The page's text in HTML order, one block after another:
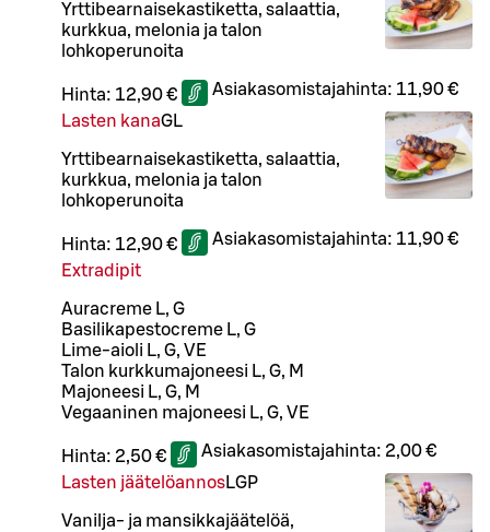
Yrttibearnaisekastiketta, salaattia,
kurkkua, melonia ja talon
lohkoperunoita
Hinta: 12,90 € Asiakasomistajahinta: 11,90 €
Lasten kanaGL
Yrttibearnaisekastiketta, salaattia,
kurkkua, melonia ja talon
lohkoperunoita
Hinta: 12,90 € Asiakasomistajahinta: 11,90 €
Extradipit
Auracreme L, G
Basilikapestocreme L, G
Lime-aioli L, G, VE
Talon kurkkumajoneesi L, G, M
Majoneesi L, G, M
Vegaaninen majoneesi L, G, VE
Hinta: 2,50 € Asiakasomistajahinta: 2,00 €
Lasten jäätelöannosLGP
Vanilja- ja mansikkajäätelöä,